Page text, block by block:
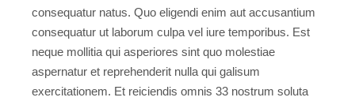
consequatur natus. Quo eligendi enim aut accusantium
consequatur ut laborum culpa vel iure temporibus. Est
neque mollitia qui asperiores sint quo molestiae
aspernatur et reprehenderit nulla qui galisum
exercitationem. Et reiciendis omnis 33 nostrum soluta